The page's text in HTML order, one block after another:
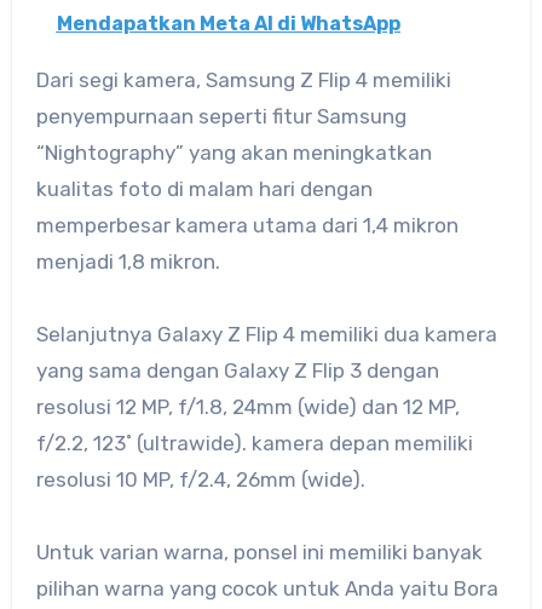
Mendapatkan Meta AI di WhatsApp
Dari segi kamera, Samsung Z Flip 4 memiliki
penyempurnaan seperti fitur Samsung
“Nightography” yang akan meningkatkan
kualitas foto di malam hari dengan
memperbesar kamera utama dari 1,4 mikron
menjadi 1,8 mikron.
Selanjutnya Galaxy Z Flip 4 memiliki dua kamera
yang sama dengan Galaxy Z Flip 3 dengan
resolusi 12 MP, f/1.8, 24mm (wide) dan 12 MP,
f/2.2, 123˚ (ultrawide). kamera depan memiliki
resolusi 10 MP, f/2.4, 26mm (wide).
Untuk varian warna, ponsel ini memiliki banyak
pilihan warna yang cocok untuk Anda yaitu Bora